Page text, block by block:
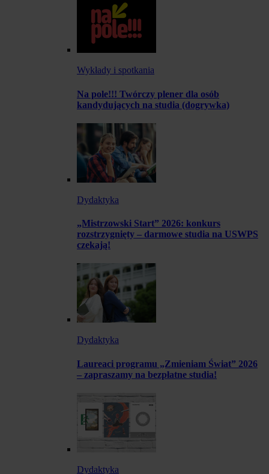
Wykłady i spotkania
Na pole!!! Twórczy plener dla osób
kandydujących na studia (dogrywka)
Dydaktyka
„Mistrzowski Start” 2026: konkurs
rozstrzygnięty – darmowe studia na USWPS
czekają!
Dydaktyka
Laureaci programu „Zmieniam Świat” 2026
– zapraszamy na bezpłatne studia!
Dydaktyka